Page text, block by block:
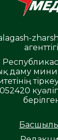
даму